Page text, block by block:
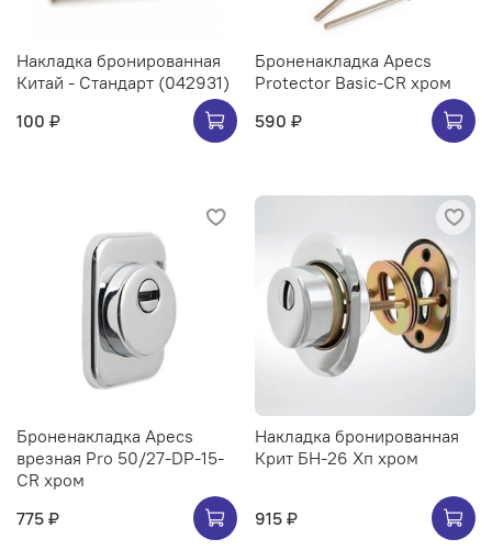
Накладка бронированная
Китай - Стандарт (042931)
100 ₽
Броненакладка Apecs
Protector Basic-CR хром
590 ₽
Броненакладка Apecs
врезная Pro 50/27-DP-15-
CR хром
775 ₽
Накладка бронированная
Крит БН-26 Хп хром
915 ₽